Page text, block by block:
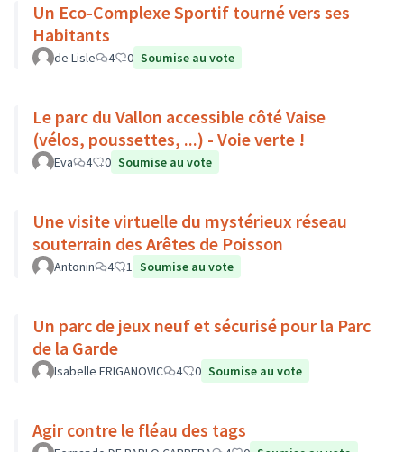
Un Eco-Complexe Sportif tourné vers ses
Habitants
de Lisle 4 0 Soumise au vote
Le parc du Vallon accessible côté Vaise
(vélos, poussettes, ...) - Voie verte !
Eva 4 0 Soumise au vote
Une visite virtuelle du mystérieux réseau
souterrain des Arêtes de Poisson
Antonin 4 1 Soumise au vote
Un parc de jeux neuf et sécurisé pour la Parc
de la Garde
Isabelle FRIGANOVIC 4 0 Soumise au vote
Agir contre le fléau des tags